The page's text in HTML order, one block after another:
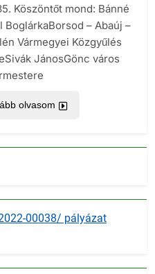
Köszöntőt mond: Bánné
BoglárkaBorsod – Abaúj –
Vármegyei Közgyűlés
JánosGönc város
olvasom